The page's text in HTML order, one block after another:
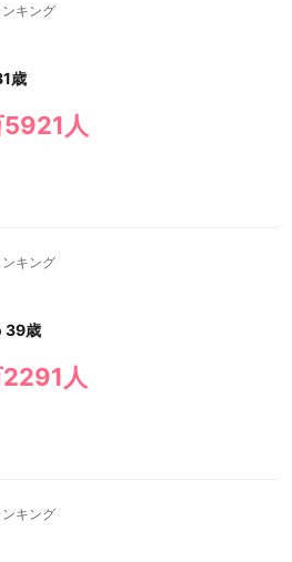
キング
歳
人
キング
39歳
人
キング